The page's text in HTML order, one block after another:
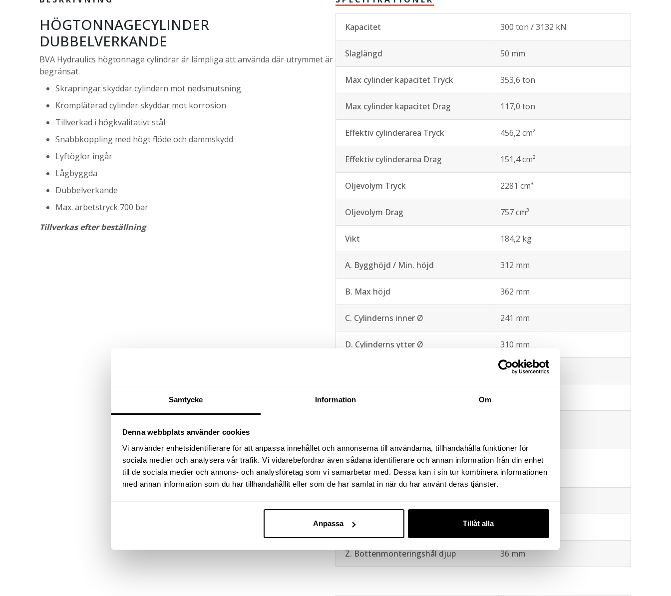
Samtycke Information Om
Denna webbplats använder cookies
Vi använder enhetsidentifierare för att anpassa innehållet och annonserna till användarna, tillhandahålla funktioner för
sociala medier och analysera vår trafik. Vi vidarebefordrar även sådana identifierare och annan information från din enhet
till de sociala medier och annons- och analysföretag som vi samarbetar med. Dessa kan i sin tur kombinera informationen
med annan information som du har tillhandahållit eller som de har samlat in när du har använt deras tjänster.
Anpassa Tillåt alla
HÖGTONNAGECYLINDER
DUBBELVERKANDE
BVA Hydraulics högtonnage cylindrar är lämpliga att använda där utrymmet är
begränsat.
Skrapringar skyddar cylindern mot nedsmutsning
Krompläterad cylinder skyddar mot korrosion
Tillverkad i högkvalitativt stål
Snabbkoppling med högt flöde och dammskydd
Lyftöglor ingår
Lågbyggda
Dubbelverkande
Max. arbetstryck 700 bar
Tillverkas efter beställning
Kapacitet 300 ton / 3132 kN
Slaglängd 50 mm
Max cylinder kapacitet Tryck 353,6 ton
Max cylinder kapacitet Drag 117,0 ton
Effektiv cylinderarea Tryck 456,2 cm²
Effektiv cylinderarea Drag 151,4 cm²
Oljevolym Tryck 2281 cm³
Oljevolym Drag 757 cm³
Vikt 184,2 kg
A. Bygghöjd / Min. höjd 312 mm
B. Max höjd 362 mm
C. Cylinderns inner Ø 241 mm
D. Cylinderns ytter Ø 310 mm
197 mm
F. Sadelns ytter Ø
H. Avstånd cylindertoppen till
oljeutlopp
75 mm
Y. Bottenmonteringshål gänga
Z. Bottenmonteringshål djup 36 mm